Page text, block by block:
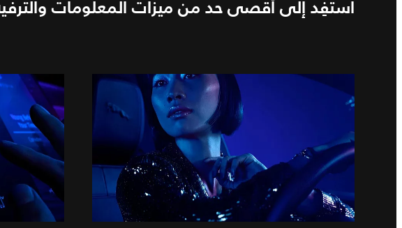
استفِد إلى أقصى حد من ميزات المعلومات